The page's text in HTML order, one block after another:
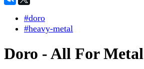
#doro
#heavy-metal
Doro - All For Metal